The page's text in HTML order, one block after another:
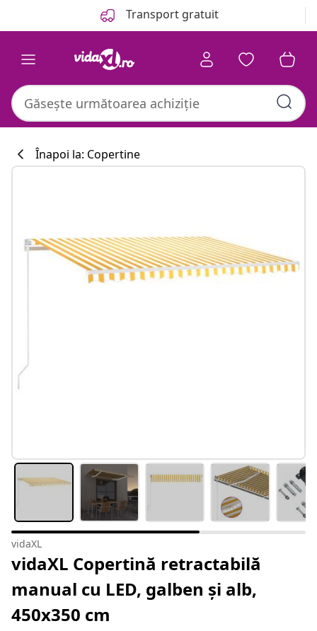
Transport gratuit
Înapoi la: Copertine
vidaXL
vidaXL Copertină retractabilă
manual cu LED, galben și alb,
450x350 cm